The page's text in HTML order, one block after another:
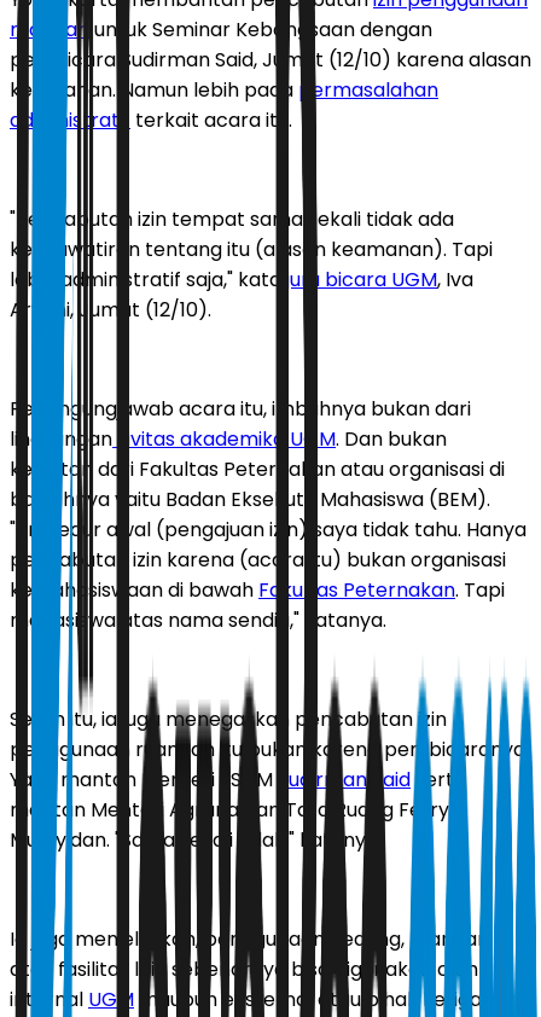
ruangan untuk Seminar Kebangsaan dengan
pembicara Sudirman Said, Jumat (12/10) karena alasan
keamanan. Namun lebih pada permasalahan
administratif
terkait acara itu.
"Pencabutan izin tempat sama sekali tidak ada
kekhawatiran tentang itu (alasan keamanan). Tapi
lebih administratif saja," kata juru bicara UGM, Iva
Aryani, Jumat (12/10).
Penangungjawab acara itu, imbuhnya bukan dari
lingkungan sivitas akademika UGM. Dan bukan
kegiatan dari Fakultas Peternakan atau organisasi di
bawahnya yaitu Badan Eksekutif Mahasiswa (BEM).
"Prosedur awal (pengajuan izin) saya tidak tahu. Hanya
pencabutan izin karena (acara itu) bukan organisasi
kemahasiswaan di bawah Fakultas Peternakan. Tapi
mahasiswa atas nama sendiri," katanya.
Selain itu, ia juga menegaskan pencabutan izin
penggunaan ruangan itu bukan karena pembicaranya.
Yaitu mantan Menteri ESDM Sudirman Saidserta
mantan Menteri Agraria dan Tata Ruang Ferry
Mursyidan. "Sama sekali tidak," katanya.
Ia juga menjelaskan, penggunaan gedung, ruangan,
atau fasilitas lain sebenarnya bisa digunakan oleh
internal UGM maupun eksternal atau pihak ketiga di